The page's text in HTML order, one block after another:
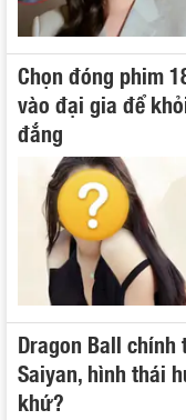
Chọn đóng phim
vào đại gia để
đắng
Dragon Ball
Saiyan, hình thái
khứ?